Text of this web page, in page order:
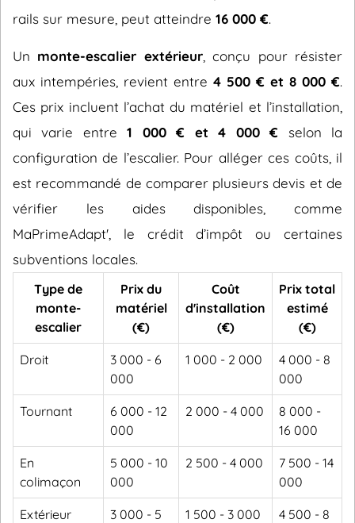
rails sur mesure, peut atteindre 16 000 €.
Un monte-escalier extérieur, conçu pour résister
aux intempéries, revient entre 4 500 € et 8 000 €.
Ces prix incluent l’achat du matériel et l’installation,
qui varie entre1 000 € et 4 000 € selon la
configuration de l’escalier. Pour alléger ces coûts, il
est recommandé de comparer plusieurs devis et de
vérifier les aides disponibles, comme
MaPrimeAdapt', le crédit d’impôt ou certaines
subventions locales.
Type de
monte-
escalier
Prix du
matériel
(€)
Coût
d'installation
(€)
Prix total
estimé
(€)
Droit
3 000 - 6
000
1 000 - 2 000
4 000 - 8
000
Tournant
6 000 - 12
000
2 000 - 4 000
8 000 -
16 000
En
colimaçon
5 000 - 10
000
2 500 - 4 000
7 500 - 14
000
Extérieur
3 000 - 5
1 500 - 3 000
4 500 - 8